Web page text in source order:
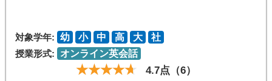
対象学年: 幼 小 中 高 大
社
授業形式:
オンライン英会話
4.7点（6）